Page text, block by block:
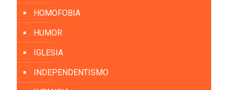
HOMOFOBIA
HUMOR
IGLESIA
INDEPENDENTISMO